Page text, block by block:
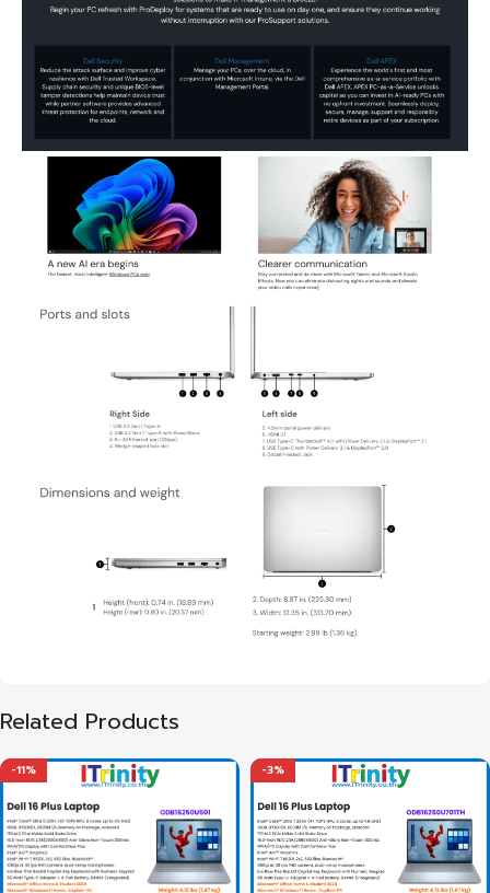
Related Products
-11% -3%